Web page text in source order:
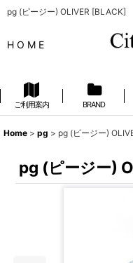
pg (ピージー) OLIVER [BLACK]
H O M E
ご利用案内 BRAND
Home > pg > pg (ピージー)
pg (ピージー)